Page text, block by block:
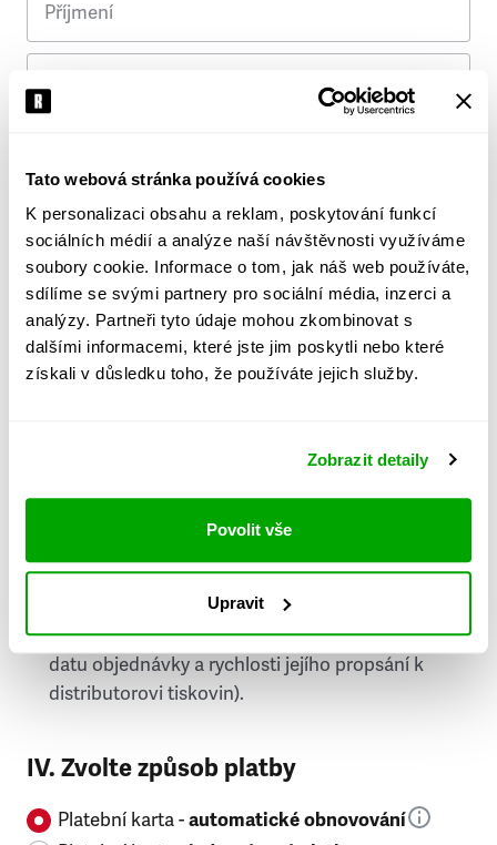
Tato webová stránka používá cookies
K personalizaci obsahu a reklam, poskytování funkcí
sociálních médií a analýze naší návštěvnosti využíváme
soubory cookie. Informace o tom, jak náš web používáte,
sdílíme se svými partnery pro sociální média, inzerci a
analýzy. Partneři tyto údaje mohou zkombinovat s
dalšími informacemi, které jste jim poskytli nebo které
získali v důsledku toho, že používáte jejich služby.
Zobrazit detaily
Povolit vše
Upravit
Příjmení
Ulice
Město
PSČ
Stát
doručování týdeníku Respekt v tištěné verzi, na
první vydání ve vaší schránce se můžete těšit
příští, nejpozději přespříští týden (v závislosti na
datu objednávky a rychlosti jejího propsání k
distributorovi tiskovin).
IV. Zvolte způsob platby
Platební karta -automatické obnovování